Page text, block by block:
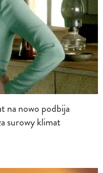
na nowo podbija
surowy klimat